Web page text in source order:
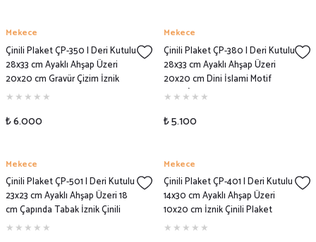
Mekece
Çinili Plaket ÇP-350 | Deri Kutulu
28x33 cm Ayaklı Ahşap Üzeri
20x20 cm Gravür Çizim İznik
Çinili Plaket Modeli
₺ 6.000
Mekece
Çinili Plaket ÇP-380 | Deri Kutulu
28x33 cm Ayaklı Ahşap Üzeri
20x20 cm Dini İslami Motif
Çizim İznik Çinili Plaket Modeli
₺ 5.100
Mekece
Çinili Plaket ÇP-501 | Deri Kutulu
23x23 cm Ayaklı Ahşap Üzeri 18
cm Çapında Tabak İznik Çinili
Plaket Modeli
Mekece
Çinili Plaket ÇP-401 | Deri Kutulu
14x30 cm Ayaklı Ahşap Üzeri
10x20 cm İznik Çinili Plaket
Modeli